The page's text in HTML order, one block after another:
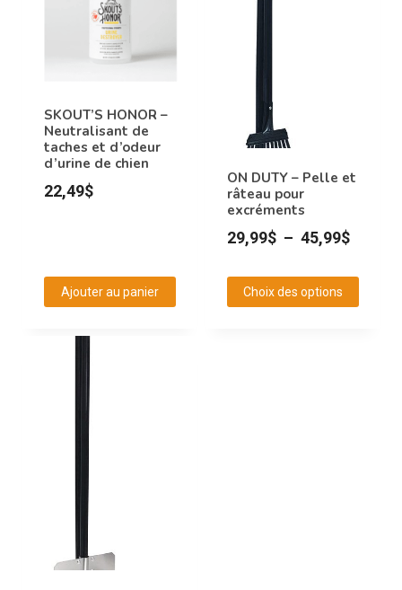
SKOUT’S HONOR –
Neutralisant de
taches et d’odeur
d’urine de chien
22,49$
Ajouter au panier
ON DUTY – Pelle et
râteau pour
excréments
29,99$ – 45,99$Plage
29,99$
Choix des options